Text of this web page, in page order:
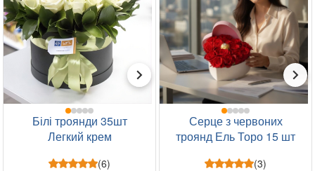
Білі троянди 35шт
Легкий крем
(6)
Серце з червоних
троянд Ель Торо 15 шт
(3)